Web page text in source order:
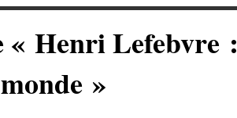
« Henri Lefebvre
»